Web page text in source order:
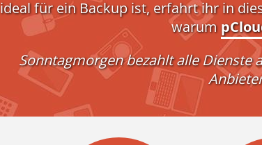
ideal für ein Backup ist, erfahrt ihr in
warum
Sonntagmorgen bezahlt alle Dienste